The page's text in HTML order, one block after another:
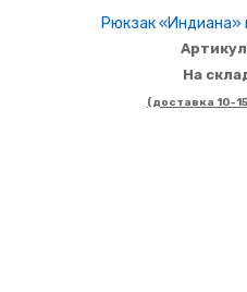
Рюкзак «Индиана»
На
(доставка 10-